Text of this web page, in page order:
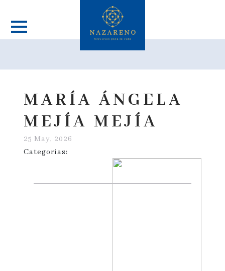
MARÍA ÁNGELA
MEJÍA MEJÍA
25 May, 2026
Categorías: